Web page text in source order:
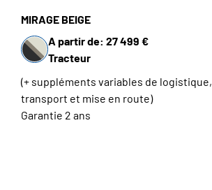
MIRAGE BEIGE
A partir de: 27 499 €
Tracteur
(+ suppléments variables de logistique,
transport et mise en route)
Garantie 2 ans